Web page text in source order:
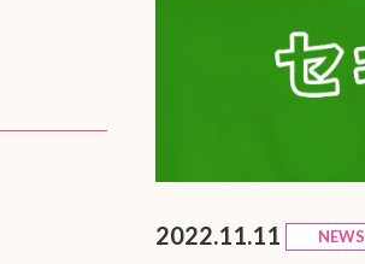
2022.11.11 NEWS